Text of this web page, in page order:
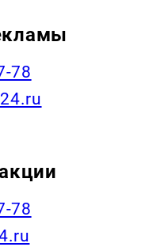
78
78